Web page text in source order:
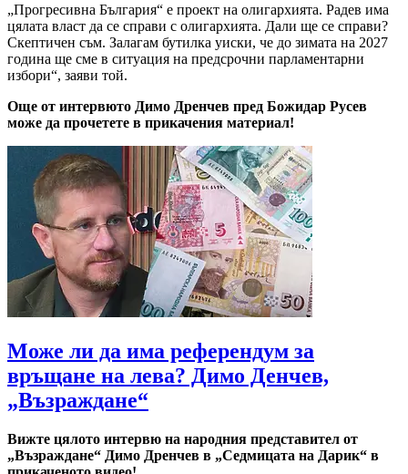
„Прогресивна България“ е проект на олигархията. Радев има
цялата власт да се справи с олигархията. Дали ще се справи?
Скептичен съм. Залагам бутилка уиски, че до зимата на 2027
година ще сме в ситуация на предсрочни парламентарни
избори“, заяви той.
Още от интервюто Димо Дренчев пред Божидар Русев
може да прочетете в прикачения материал!
Може ли да има референдум за
връщане на лева? Димо Денчев,
„Възраждане“
Вижте цялото интервю на народния представител от
„Възраждане“ Димо Дренчев в „Седмицата на Дарик“ в